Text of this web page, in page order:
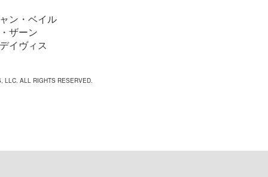
ン・ベイル
ザーン
イヴィス
LLC. ALL RIGHTS RESERVED.